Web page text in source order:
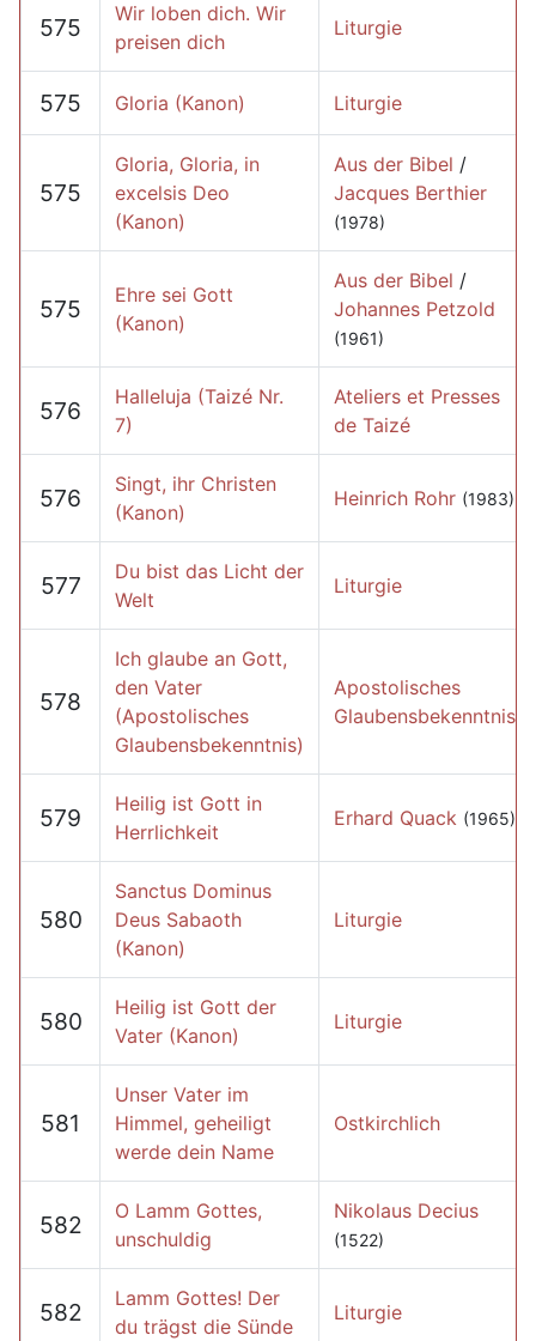
575
Wir loben dich. Wir
preisen dich
Liturgie
575 Gloria (Kanon) Liturgie
575
Gloria, Gloria, in
excelsis Deo
(Kanon)
Aus der Bibel /
Jacques Berthier
(1978)
575
Ehre sei Gott
(Kanon)
Aus der Bibel /
Johannes Petzold
(1961)
576
Halleluja (Taizé Nr.
7)
Ateliers et Presses
de Taizé
576
Singt, ihr Christen
(Kanon)
Heinrich Rohr (1983)
577
Du bist das Licht der
Welt
Liturgie
578
Ich glaube an Gott,
den Vater
(Apostolisches
Glaubensbekenntnis)
Apostolisches
Glaubensbekenntnis
579
Heilig ist Gott in
Herrlichkeit
Erhard Quack (1965)
580
Sanctus Dominus
Deus Sabaoth
(Kanon)
Liturgie
580
Heilig ist Gott der
Vater (Kanon)
Liturgie
581
Unser Vater im
Himmel, geheiligt
werde dein Name
Ostkirchlich
582
O Lamm Gottes,
unschuldig
Nikolaus Decius
(1522)
582
Lamm Gottes! Der
du trägst die Sünde
Liturgie